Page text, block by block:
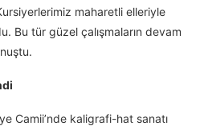
maharetli elleriyle
Bu tür güzel çalışmaların devam
Camii’nde kaligrafi-hat sanatı